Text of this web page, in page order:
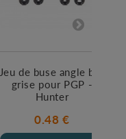
Jeu de buse angle bas
grise pour PGP -
Hunter
0.48 €